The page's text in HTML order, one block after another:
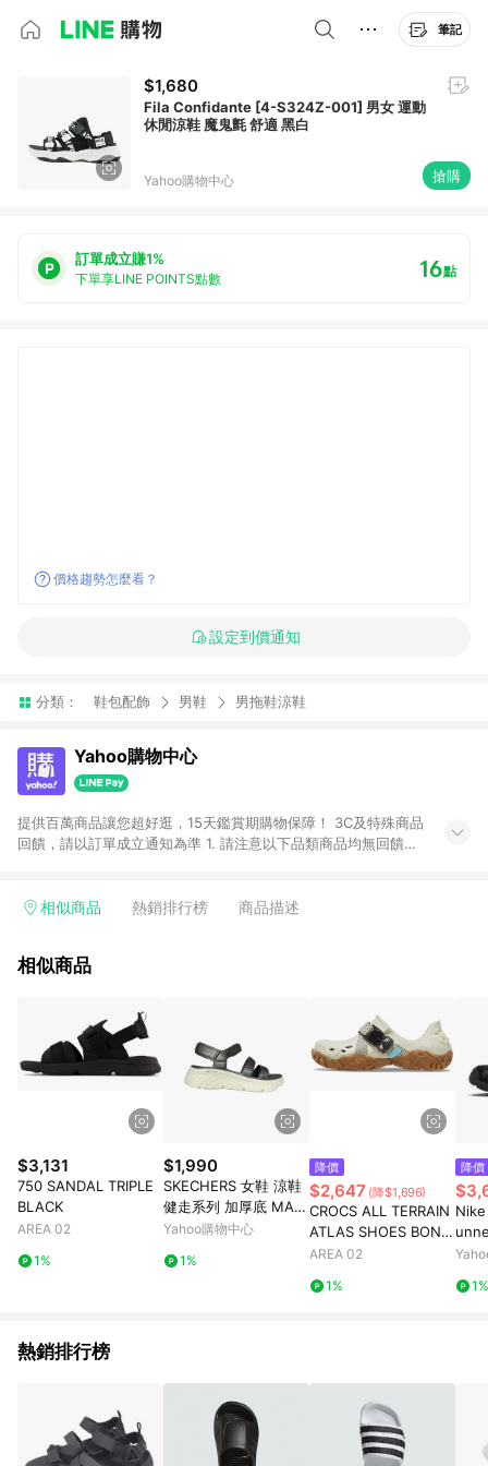
筆記
$1,680
Fila Confidante [4-S324Z-001] 男女 運動
休閒涼鞋 魔鬼氈 舒適 黑白
Yahoo購物中心 搶購
訂單成立賺1%
下單享LINE POINTS點數 16點
價格趨勢怎麼看？
設定到價通知
分類： 鞋包配飾 男鞋 男拖鞋涼鞋
Yahoo購物中心
提供百萬商品讓您超好逛，15天鑑賞期購物保障！ 3C及特殊商品
回饋，請以訂單成立通知為準 1. 請注意以下品類商品均無回饋：
電玩/遊戲/相機/單眼/鏡頭/拍立得 [2024/6/1起適用] -內接硬
的購回饋活動享Yahoo超贈點回饋者 - 購物中心商店之商品：商
3. 訂單回饋金額將扣除運費/購物金/超贈點/福利金/紅利折抵/折
價券等虛擬貨幣折抵 4. 大宗採購或批發轉賣不具回饋資格： 如
有相關事證認定您為大宗採購、批發轉賣而非最終消費使用者，
相關認定以Yahoo購物中心之認定為準
相似商品 熱銷排行榜 商品描述
相似商品
$3,131
750 SANDAL TRIPLE
BLACK
AREA 02
1%
$1,990
SKECHERS 女鞋 涼鞋
健走系列 加厚底 MAX
CUSHIONING FOAMI
Yahoo購物中心
1%
降價
$2,647 (降$1,696)
CROCS ALL TERRAIN
ATLAS SHOES BONE
BROWN
AREA 02
1%
降價
氣
1%
熱銷排行榜